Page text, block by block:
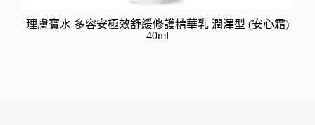
理膚寶水 多容安極效舒緩修護精華乳 潤澤型 (安心霜)
40ml